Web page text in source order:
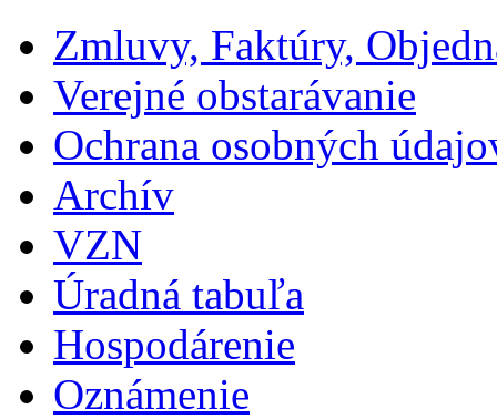
Zmluvy, Faktúry,
Verejné obstarávanie
Ochrana osobných
Archív
VZN
Úradná tabuľa
Hospodárenie
Oznámenie